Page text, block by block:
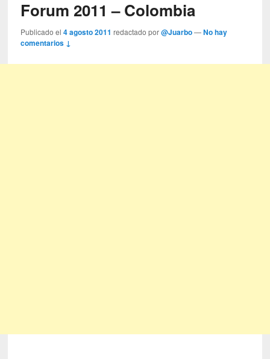
Forum 2011 – Colombia
Publicado el4 agosto 2011 redactado por@Juarbo —No hay
comentarios ↓